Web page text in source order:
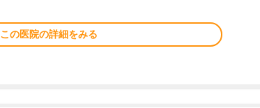
この医院の詳細をみる